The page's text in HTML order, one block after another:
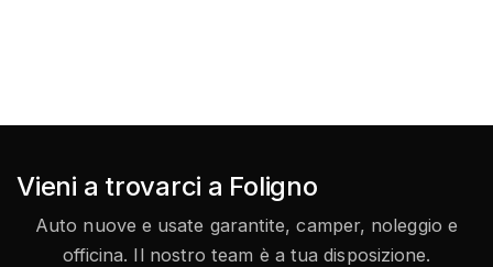
Vieni a trovarci a Foligno
Auto nuove e usate garantite, camper, noleggio e
officina. Il nostro team è a tua disposizione.